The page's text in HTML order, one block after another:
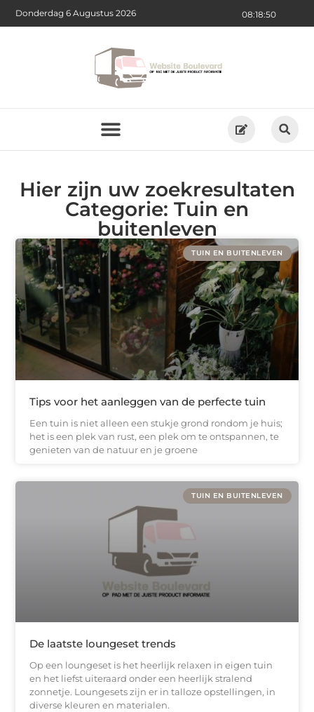
08:18:51
Donderdag 6 Augustus 2026
Hier zijn uw zoekresultaten
Categorie: Tuin en
buitenleven
TUIN EN BUITENLEVEN
Tips voor het aanleggen van de perfecte tuin
Een tuin is niet alleen een stukje grond rondom je huis;
het is een plek van rust, een plek om te ontspannen, te
genieten van de natuur en je groene
TUIN EN BUITENLEVEN
De laatste loungeset trends
Op een loungeset is het heerlijk relaxen in eigen tuin
en het liefst uiteraard onder een heerlijk stralend
zonnetje. Loungesets zijn er in talloze opstellingen, in
diverse kleuren en materialen.